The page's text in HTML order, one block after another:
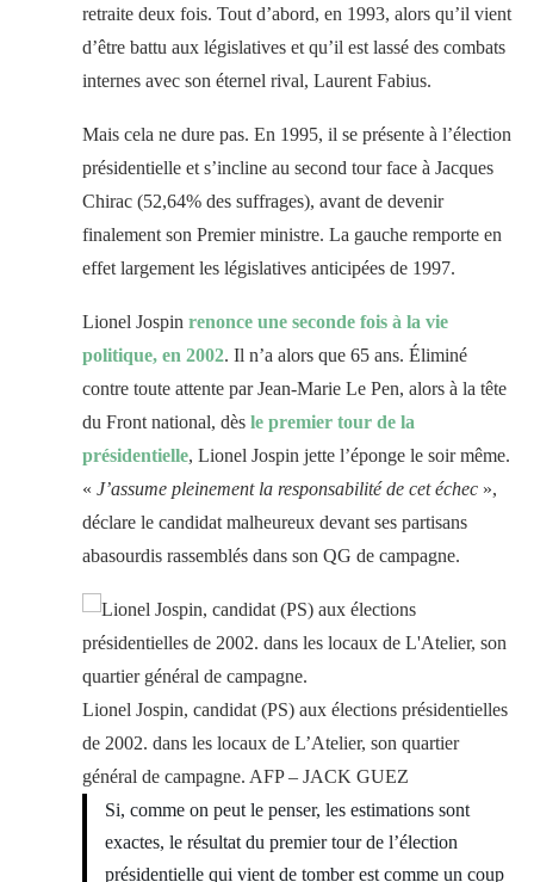
retraite deux fois. Tout d’abord, en 1993, alors qu’il vient
d’être battu aux législatives et qu’il est lassé des combats
internes avec son éternel rival, Laurent Fabius.
Mais cela ne dure pas. En 1995, il se présente à l’élection
présidentielle et s’incline au second tour face à Jacques
Chirac (52,64% des suffrages), avant de devenir
finalement son Premier ministre. La gauche remporte en
effet largement les législatives anticipées de 1997.
Lionel Jospin renonce une seconde fois à la vie
politique, en 2002. Il n’a alors que 65 ans. Éliminé
contre toute attente par Jean-Marie Le Pen, alors à la tête
du Front national, dès le premier tour de la
présidentielle, Lionel Jospin jette l’éponge le soir même.
« J’assume pleinement la responsabilité de cet échec »,
déclare le candidat malheureux devant ses partisans
abasourdis rassemblés dans son QG de campagne.
Lionel Jospin, candidat (PS) aux élections présidentielles
de 2002. dans les locaux de L’Atelier, son quartier
général de campagne. AFP – JACK GUEZ
Si, comme on peut le penser, les estimations sont
exactes, le résultat du premier tour de l’élection
présidentielle qui vient de tomber est comme un coup